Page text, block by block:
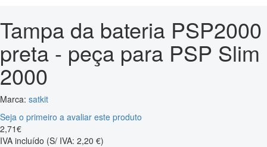
Tampa da bateria PSP2000
preta - peça para PSP Slim
2000
Marca: satkit
Seja o primeiro a avaliar este produto
2,71€
IVA incluído (S/ IVA: 2,20 €)